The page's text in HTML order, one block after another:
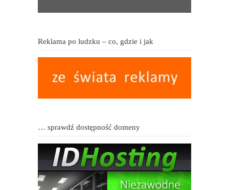
Reklama po ludzku – co, gdzie i jak
… sprawdź dostępność domeny